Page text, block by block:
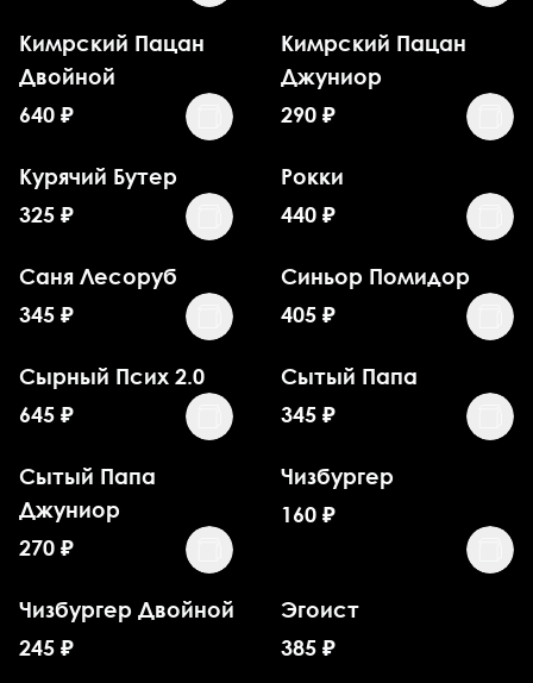
Кимрский Пацан
Двойной
640 ₽
Кимрский Пацан
Джуниор
290 ₽
Курячий Бутер
325 ₽
Рокки
440 ₽
Саня Лесоруб
345 ₽
Синьор Помидор
405 ₽
Сырный Псих 2.0
645 ₽
Сытый Папа
345 ₽
Сытый Папа
Джуниор
270 ₽
Чизбургер
160 ₽
Чизбургер Двойной
245 ₽
Эгоист
385 ₽